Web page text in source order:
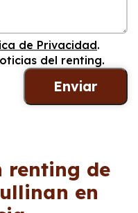
de Privacidad.
del renting.
renting de
en